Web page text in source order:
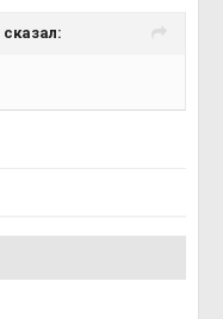
сказал: